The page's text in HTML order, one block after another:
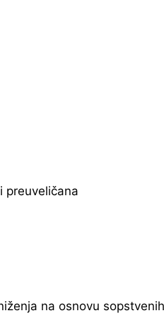
preuveličana
na osnovu